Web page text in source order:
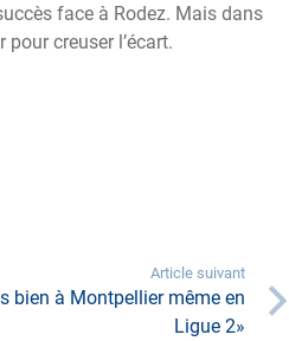
face à Rodez. Mais dans
creuser l’écart.
Article suivant
bien à Montpellier même en
Ligue 2»